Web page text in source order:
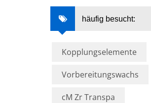
häufig besucht:
Kopplungselemente
Vorbereitungswachs
cM Zr Transpa